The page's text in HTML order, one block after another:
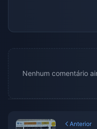
Nenhum comentário
Anterior